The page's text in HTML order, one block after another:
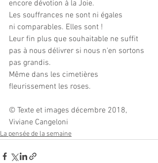
encore dévotion à la Joie.
Les souffrances ne sont ni égales
ni comparables. Elles sont !
Leur fin plus que souhaitable ne suffit
pas à nous délivrer si nous n'en sortons
pas grandis.
Même dans les cimetières
fleurissement les roses.
© Texte et images décembre 2018,
Viviane Cangeloni
La pensée de la semaine